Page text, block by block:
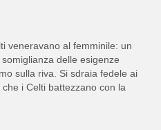
veneravano al femminile: un
delle esigenze
sulla riva. Si sdraia fedele ai
i Celti battezzano con la